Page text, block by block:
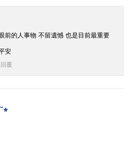
前的人事物 不留遺憾 也是目前最重要
安
回覆